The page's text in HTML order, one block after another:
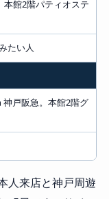
本館2階パティオステ
たい人
戸阪急。本館2階グ
人来店と神戸周遊